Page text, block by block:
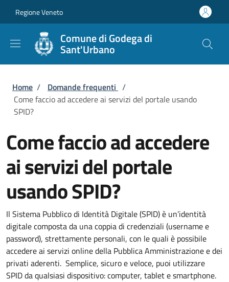
Regione Veneto
Comune di Godega di
Sant'Urbano
Briciole di pane
Home / Domande frequenti /
Come faccio ad accedere ai servizi del portale usando
SPID?
Come faccio ad accedere
ai servizi del portale
usando SPID?
Il Sistema Pubblico di Identità Digitale (SPID) è un’identità
digitale composta da una coppia di credenziali (username e
password), strettamente personali, con le quali è possibile
accedere ai servizi online della Pubblica Amministrazione e dei
privati aderenti. Semplice, sicuro e veloce, puoi utilizzare
SPID da qualsiasi dispositivo: computer, tablet e smartphone.